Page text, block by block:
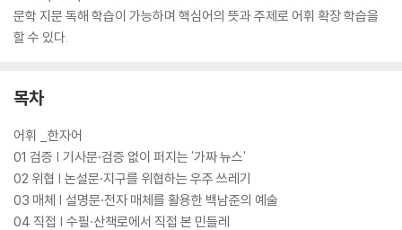
문학 지문 독해 학습이 가능하며 핵심어의 뜻과 주제로 어휘 확장 학습을
할 수 있다.
목차
어휘 _한자어
01 검증 | 기사문·검증 없이 퍼지는 '가짜 뉴스'
02 위협 | 논설문·지구를 위협하는 우주 쓰레기
03 매체 | 설명문·전자 매체를 활용한 백남준의 예술
04 직접 | 수필·산책로에서 직접 본 민들레